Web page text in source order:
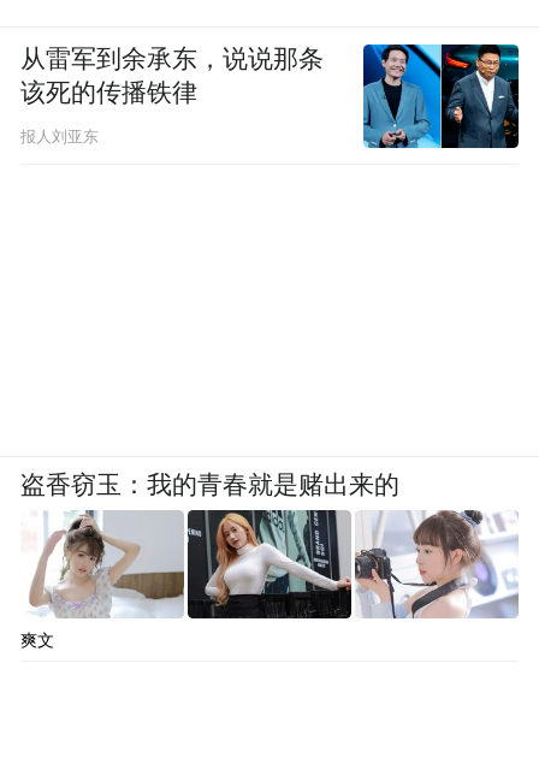
从雷军到余承东，说说那条
该死的传播铁律
报人刘亚东
盗香窃玉：我的青春就是赌出来的
爽文